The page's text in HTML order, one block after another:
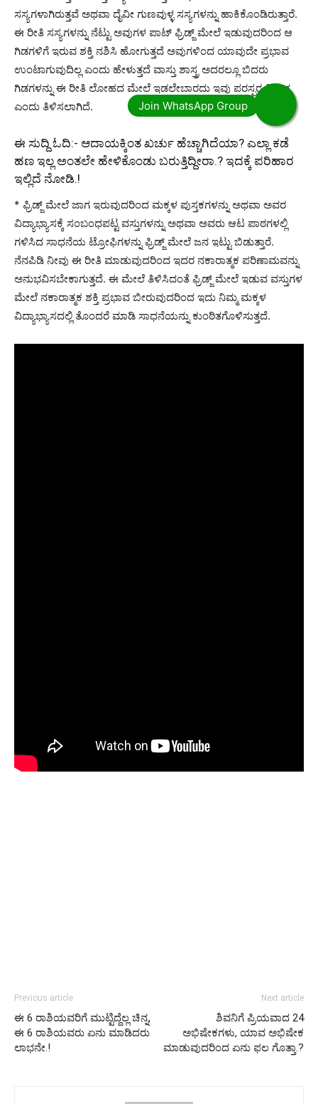
ಸಸ್ಯಗಳಾಗಿರುತ್ತವೆ ಅಥವಾ ದೈವೀ ಗುಣವುಳ್ಳ ಸಸ್ಯಗಳನ್ನು ಹಾಕಿಕೊಂಡಿರುತ್ತಾರೆ.
ಈ ರೀತಿ ಸಸ್ಯಗಳನ್ನು ನೆಟ್ಟು ಅವುಗಳ ಪಾಟ್ ಫ್ರಿಡ್ಜ್ ಮೇಲೆ ಇಡುವುದರಿಂದ ಆ
ಗಿಡಗಳಿಗೆ ಇರುವ ಶಕ್ತಿ ನಶಿಸಿ ಹೋಗುತ್ತದೆ ಅವುಗಳಿಂದ ಯಾವುದೇ ಪ್ರಭಾವ
ಉಂಟಾಗುವುದಿಲ್ಲ ಎಂದು ಹೇಳುತ್ತದೆ ವಾಸ್ತು ಶಾಸ್ತ್ರ ಅದರಲ್ಲೂ ಬಿದರು
ಗಿಡಗಳನ್ನು ಈ ರೀತಿ ಲೋಹದ ಮೇಲೆ ಇಡಲೇಬಾರದು ಇವು ಪರಸ್ಪರ ವಿರುದ್ಧ
ಎಂದು ತಿಳಿಸಲಾಗಿದೆ.
ಈ ಸುದ್ದಿ ಓದಿ:- ಆದಾಯಕ್ಕಿಂತ ಖರ್ಚು ಹೆಚ್ಚಾಗಿದೆಯಾ? ಎಲ್ಲಾ ಕಡೆ
ಹಣ ಇಲ್ಲ ಅಂತಲೇ ಹೇಳಿಕೊಂಡು ಬರುತ್ತಿದ್ದೀರಾ.? ಇದಕ್ಕೆ ಪರಿಹಾರ
ಇಲ್ಲಿದೆ ನೋಡಿ.!
* ಫ್ರಿಡ್ಜ್ ಮೇಲೆ ಜಾಗ ಇರುವುದರಿಂದ ಮಕ್ಕಳ ಪುಸ್ತಕಗಳನ್ನು ಅಥವಾ ಅವರ
ವಿದ್ಯಾಭ್ಯಾಸಕ್ಕೆ ಸಂಬಂಧಪಟ್ಟ ವಸ್ತುಗಳನ್ನು ಅಥವಾ ಅವರು ಆಟ ಪಾಠಗಳಲ್ಲಿ
ಗಳಿಸಿದ ಸಾಧನೆಯ ಟ್ರೋಫಿಗಳನ್ನು ಫ್ರಿಡ್ಜ್ ಮೇಲೆ ಜನ ಇಟ್ಟು ಬಿಡುತ್ತಾರೆ.
ನೆನಪಿಡಿ ನೀವು ಈ ರೀತಿ ಮಾಡುವುದರಿಂದ ಇದರ ನಕಾರಾತ್ಮಕ ಪರಿಣಾಮವನ್ನು
ಅನುಭವಿಸಬೇಕಾಗುತ್ತದೆ. ಈ ಮೇಲೆ ತಿಳಿಸಿದಂತೆ ಫ್ರಿಡ್ಜ್ ಮೇಲೆ ಇಡುವ ವಸ್ತುಗಳ
ಮೇಲೆ ನಕಾರಾತ್ಮಕ ಶಕ್ತಿ ಪ್ರಭಾವ ಬೀರುವುದರಿಂದ ಇದು ನಿಮ್ಮ ಮಕ್ಕಳ
ವಿದ್ಯಾಭ್ಯಾಸದಲ್ಲಿ ತೊಂದರೆ ಮಾಡಿ ಸಾಧನೆಯನ್ನು ಕುಂಠಿತಗೊಳಿಸುತ್ತದೆ.
Previous article
ಈ 6 ರಾಶಿಯವರಿಗೆ ಮುಟ್ಟಿದ್ದೆಲ್ಲ ಚಿನ್ನ,
ಈ 6 ರಾಶಿಯವರು ಏನು ಮಾಡಿದರು
ಲಾಭನೇ.!
Next article
ಶಿವನಿಗೆ ಪ್ರಿಯವಾದ 24
ಅಭಿಷೇಕಗಳು, ಯಾವ ಅಭಿಷೇಕ
ಮಾಡುವುದರಿಂದ ಏನು ಫಲ ಗೊತ್ತಾ.?